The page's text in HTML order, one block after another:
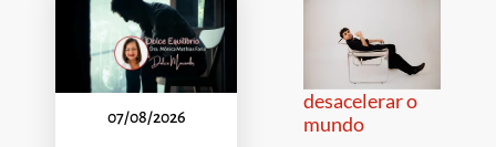
07/08/2026
desacelerar o
mundo